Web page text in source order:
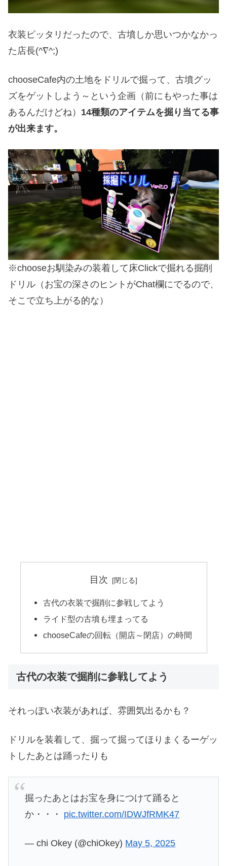
衣装ピッタリだったので、古墳しか思いつかなかっ
た店長(^∇^;)
chooseCafe内の土地をドリルで掘って、古墳グッ
ズをゲットしよう～という企画（前にもやった事は
あるんだけどね） 14種類のアイテムを掘り当てる事
が出来ます。
※chooseお馴染みの装着して床Clickで掘れる掘削
ドリル（お宝の深さのヒントがChat欄にでるので、
そこで立ち上がる的な）
目次
古代の衣装で掘削に参戦してよう
ライド型の古墳も埋まってる
chooseCafeの回転（開店～閉店）の時間
古代の衣装で掘削に参戦してよう
それっぽい衣装があれば、雰囲気出るかも？
ドリルを装着して、掘って掘ってほりまくるーゲッ
トしたあとは踊ったりも
掘ったあとはお宝を身につけて踊ると
か・・・ pic.twitter.com/IDWJfRMK47
— chi Okey (@chiOkey) May 5, 2025